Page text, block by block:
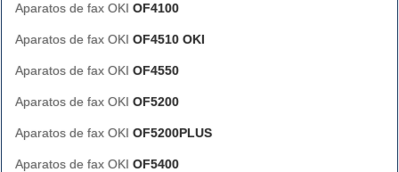
Aparatos de fax OKI OF4100
Aparatos de fax OKI OF4510 OKI
Aparatos de fax OKI OF4550
Aparatos de fax OKI OF5200
Aparatos de fax OKI OF5200PLUS
Aparatos de fax OKI OF5400